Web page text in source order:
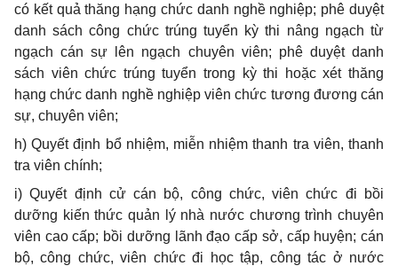
có kết quả thăng hạng chức danh nghề nghiệp; phê duyệt
danh sách công chức trúng tuyển kỳ thi nâng ngạch từ
ngạch cán sự lên ngạch chuyên viên; phê duyệt danh
sách viên chức trúng tuyển trong kỳ thi hoặc xét thăng
hạng chức danh nghề nghiệp viên chức tương đương cán
sự, chuyên viên;
h) Quyết định bổ nhiệm, miễn nhiệm thanh tra viên, thanh
tra viên chính;
i) Quyết định cử cán bộ, công chức, viên chức đi bồi
dưỡng kiến thức quản lý nhà nước chương trình chuyên
viên cao cấp; bồi dưỡng lãnh đạo cấp sở, cấp huyện; cán
bộ, công chức, viên chức đi học tập, công tác ở nước